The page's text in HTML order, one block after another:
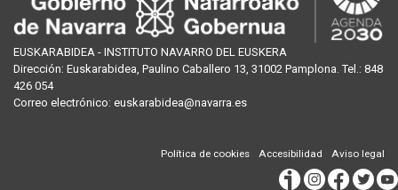
EUSKARABIDEA - INSTITUTO NAVARRO DEL EUSKERA
Dirección: Euskarabidea, Paulino Caballero 13, 31002 Pamplona. Tel.: 848
426 054
Correo electrónico: euskarabidea@navarra.es
Aviso legal
Accesibilidad
Política de cookies